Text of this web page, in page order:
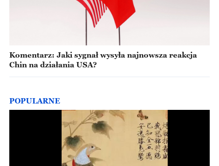
Komentarz: Jaki sygnał wysyła najnowsza reakcja
Chin na działania USA?
POPULARNE